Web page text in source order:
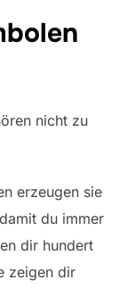
nicht zu
erzeugen sie
du immer
dir hundert
zeigen dir